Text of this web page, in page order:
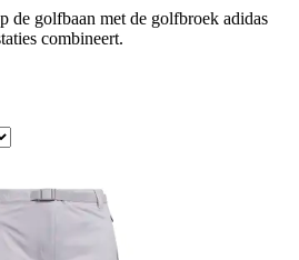
de golfbaan met de golfbroek adidas
combineert.